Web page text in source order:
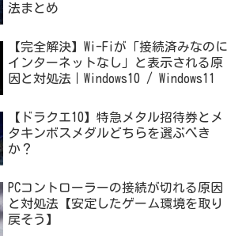
法まとめ
【完全解決】Wi-Fiが「接続済みなのに
インターネットなし」と表示される原
因と対処法｜Windows10 / Windows11
【ドラクエ10】特急メタル招待券とメ
タキンボスメダルどちらを選ぶべき
か？
PCコントローラーの接続が切れる原因
と対処法【安定したゲーム環境を取り
戻そう】